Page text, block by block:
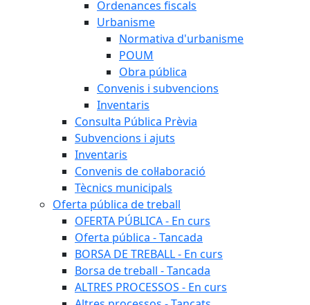
Ordenances fiscals
Urbanisme
Normativa d'urbanisme
POUM
Obra pública
Convenis i subvencions
Inventaris
Consulta Pública Prèvia
Subvencions i ajuts
Inventaris
Convenis de col·laboració
Tècnics municipals
Oferta pública de treball
OFERTA PÚBLICA - En curs
Oferta pública - Tancada
BORSA DE TREBALL - En curs
Borsa de treball - Tancada
ALTRES PROCESSOS - En curs